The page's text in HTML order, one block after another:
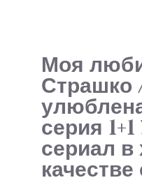
Моя
Страшко
серия
сериал